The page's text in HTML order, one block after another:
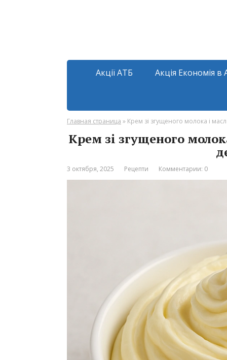
Акції АТБ Акція Економія в
Главная страница » Крем зі згущеного молока і
Крем зі згущеного
3 октября, 2025 Рецепти Комментарии: 0